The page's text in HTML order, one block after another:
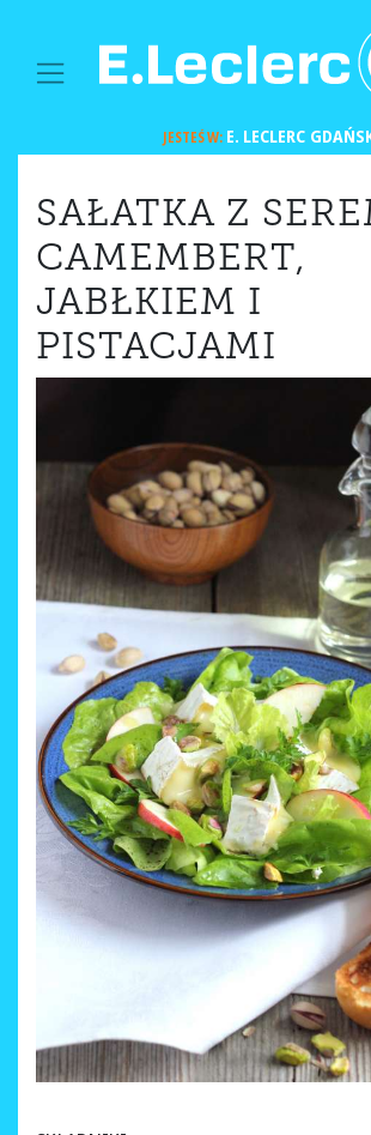
MAIN NAVIGATION
JESTEŚ W:E. LECLERC
SAŁATKA Z
CAMEMBERT,
JABŁKIEM I
PISTACJAMI